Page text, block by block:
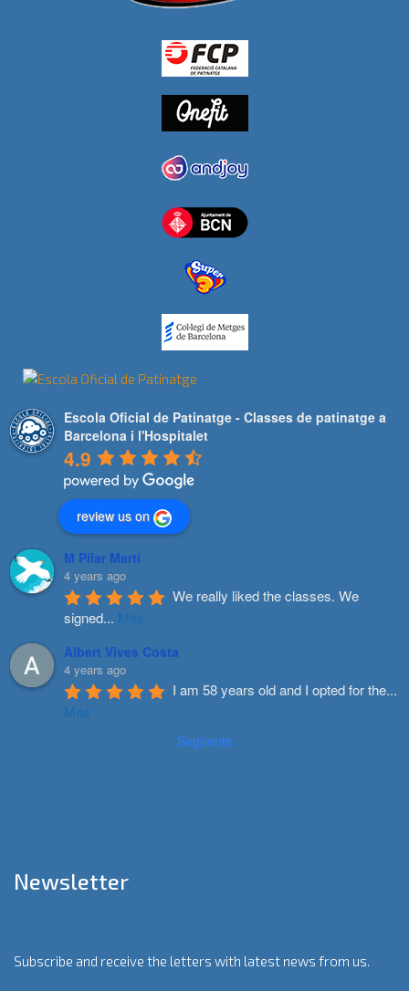
Escola Oficial de Patinatge - Classes de patinatge a
Barcelona i l'Hospitalet
4.9
review us on
M Pilar Marti
4 years ago
We really liked the classes. We
signed... Més
Albert Vives Costa
4 years ago
I am 58 years old and I opted for the...
Més
Següents
Newsletter
Subscribe and receive the letters with latest news from us.